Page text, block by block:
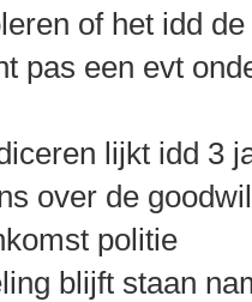
of het idd
pas een evt
lijkt idd 3
over de
politie
blijft staan